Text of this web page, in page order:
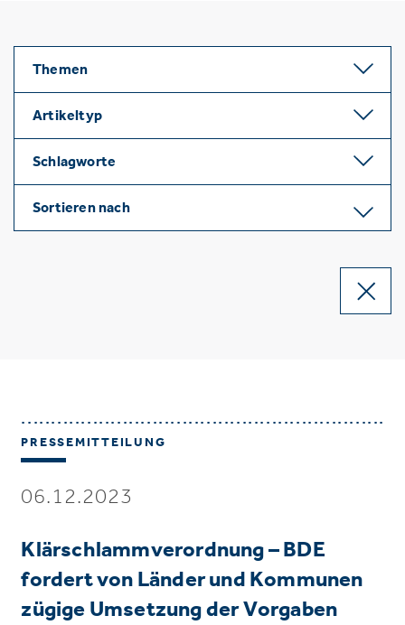
Themen
Artikeltyp
Schlagworte
Sortieren nach
PRESSEMITTEILUNG
06.12.2023
Klärschlammverordnung – BDE
fordert von Länder und Kommunen
zügige Umsetzung der Vorgaben